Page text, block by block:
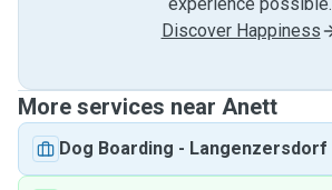
Discover Happiness
More services near Anett
Dog Boarding - Langenzersdorf